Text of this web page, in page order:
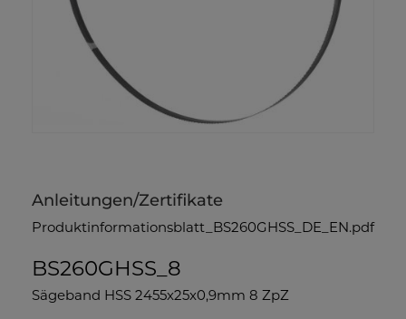
Anleitungen/Zertifikate
Produktinformationsblatt_BS260GHSS_DE_EN.pdf
BS260GHSS_8
Sägeband HSS 2455x25x0,9mm 8 ZpZ